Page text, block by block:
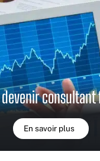
En savoir plus